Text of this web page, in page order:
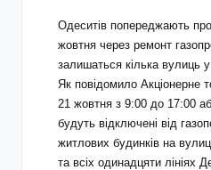
Одеситів попереджають
жовтня через ремонт
залишаться кілька вулиць у
Як повідомило Акціонерне
21 жовтня з 9:00 до 17:00
будуть відключені від
житлових будинків на
та всіх одинадцяти лініях